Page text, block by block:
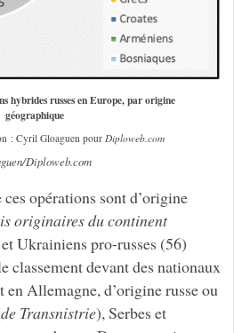
hybrides russes en Europe, par origine
géographique
: Cyril Gloaguen pour Diploweb.com
Diploweb.com
opérations sont d’origine
originaires du continent
Ukrainiens pro-russes (56)
classement devant des nationaux
Allemagne, d’origine russe ou
de Transnistrie), Serbes et